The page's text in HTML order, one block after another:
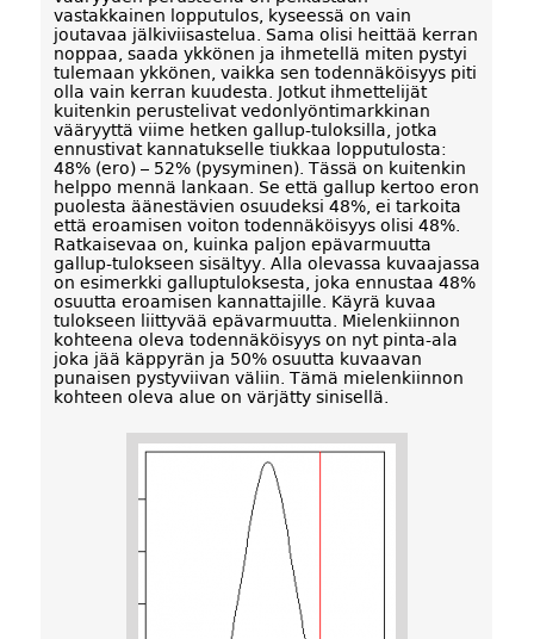
vastakkainen lopputulos, kyseessä on vain
joutavaa jälkiviisastelua. Sama olisi heittää kerran
noppaa, saada ykkönen ja ihmetellä miten pystyi
tulemaan ykkönen, vaikka sen todennäköisyys piti
olla vain kerran kuudesta. Jotkut ihmettelijät
kuitenkin perustelivat vedonlyöntimarkkinan
vääryyttä viime hetken gallup-tuloksilla, jotka
ennustivat kannatukselle tiukkaa lopputulosta:
48% (ero) – 52% (pysyminen). Tässä on kuitenkin
helppo mennä lankaan. Se että gallup kertoo eron
puolesta äänestävien osuudeksi 48%, ei tarkoita
että eroamisen voiton todennäköisyys olisi 48%.
Ratkaisevaa on, kuinka paljon epävarmuutta
gallup-tulokseen sisältyy. Alla olevassa kuvaajassa
on esimerkki galluptuloksesta, joka ennustaa 48%
osuutta eroamisen kannattajille. Käyrä kuvaa
tulokseen liittyvää epävarmuutta. Mielenkiinnon
kohteena oleva todennäköisyys on nyt pinta-ala
joka jää käppyrän ja 50% osuutta kuvaavan
punaisen pystyviivan väliin. Tämä mielenkiinnon
kohteen oleva alue on värjätty sinisellä.